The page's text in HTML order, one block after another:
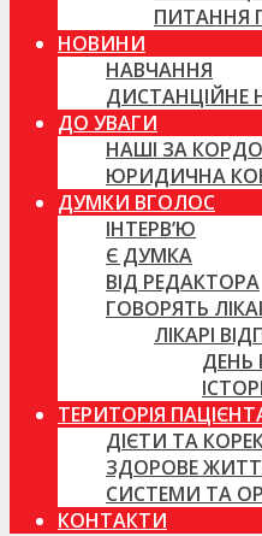
ПИТАННЯ
НОВИНИ
НАВЧАННЯ
ДИСТАНЦІЙНЕ
ДО УВАГИ
НАШІ ЗА
ЮРИДИЧНА
ДУМКИ ВГОЛОС
ІНТЕРВ’Ю
Є ДУМКА
ВІД РЕДАКТОРА
ГОВОРЯТЬ
ЛІКАРІ
ДЕНЬ
ТЕРИТОРІЯ
ДІЄТИ ТА
ЗДОРОВЕ
СИСТЕМИ ТА
КОНТАКТИ